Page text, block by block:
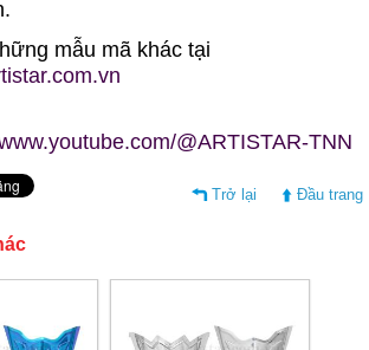
mẫu mã khác tại
@ARTISTAR-TNN
Trở lại Đầu trang